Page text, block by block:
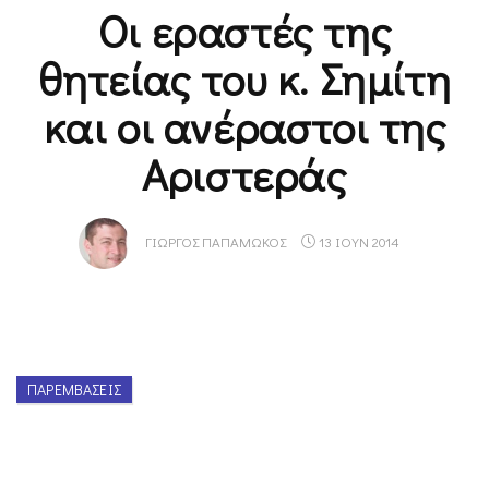
Οι εραστές της
θητείας του κ. Σημίτη
και οι ανέραστοι της
Αριστεράς
ΓΙΏΡΓΟΣ ΠΑΠΑΜΏΚΟΣ 13 ΙΟΥΝ 2014
ΠΑΡΕΜΒΆΣΕΙΣ